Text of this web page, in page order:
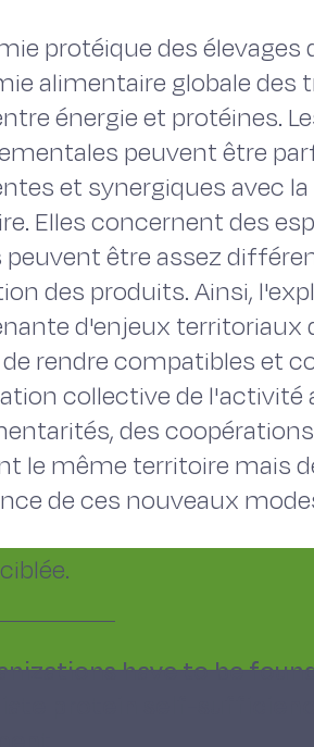
protéique des
alimentaire globale
énergie et protéines.
peuvent être
et synergiques avec
Elles concernent des
être assez
des produits. Ainsi,
d'enjeux
rendre compatibles et
collective de
des
le même territoire mais
de ces nouveaux
have to be